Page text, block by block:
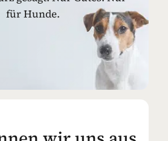
für Hunde.